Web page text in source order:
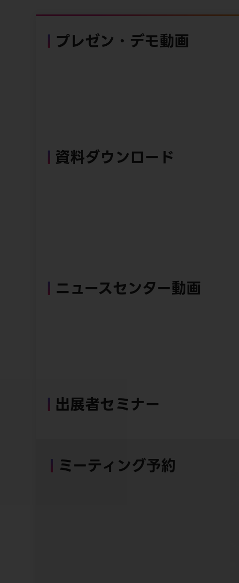
プレゼン・デモ動画
資料ダウンロード
ニュースセンター動画
出展者セミナー
ミーティング予約